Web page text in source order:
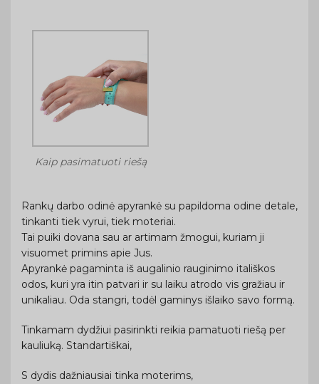
Kaip pasimatuoti riešą
Rankų darbo odinė apyrankė su papildoma odine detale,
tinkanti tiek vyrui, tiek moteriai.
Tai puiki dovana sau ar artimam žmogui, kuriam ji
visuomet primins apie Jus.
Apyrankė pagaminta iš augalinio rauginimo itališkos
odos, kuri yra itin patvari ir su laiku atrodo vis gražiau ir
unikaliau. Oda stangri, todėl gaminys išlaiko savo formą.
Tinkamam dydžiui pasirinkti reikia pamatuoti riešą per
kauliuką. Standartiškai,
S dydis dažniausiai tinka moterims,